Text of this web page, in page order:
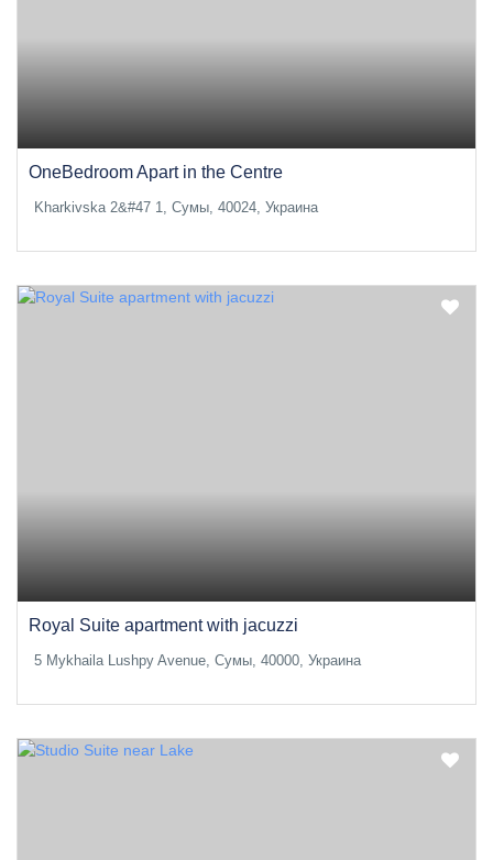
OneBedroom Apart in the Centre
Kharkivska 2&#47 1, Сумы, 40024, Украина
Royal Suite apartment with jacuzzi
5 Mykhaila Lushpy Avenue, Сумы, 40000, Украина